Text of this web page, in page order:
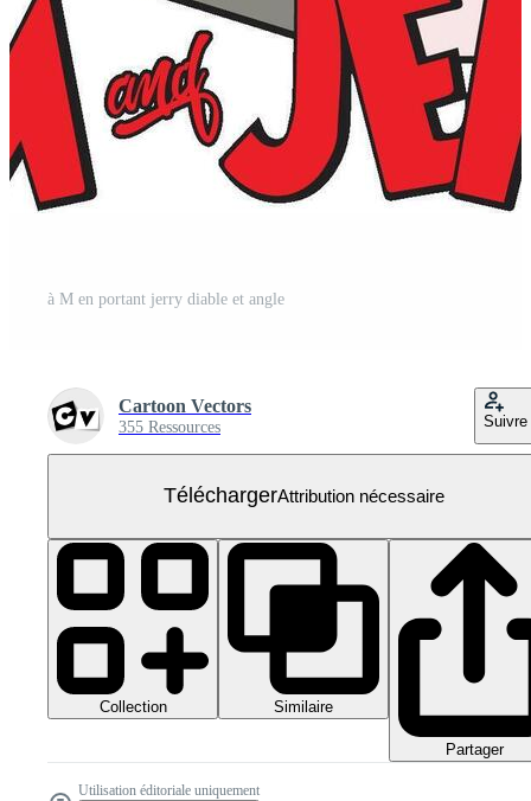
à M en portant jerry diable et angle
Cartoon Vectors
355 Ressources Suivre
TéléchargerAttribution nécessaire
Collection Similaire
Partager
Utilisation éditoriale uniquement